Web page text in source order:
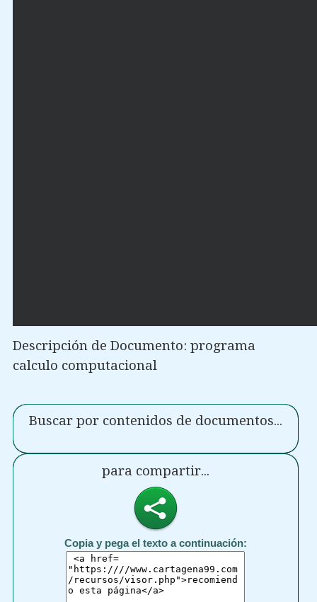
Descripción de Documento: programa
calculo computacional
Buscar por contenidos de documentos...
para compartir...
Copia y pega el texto a continuación: